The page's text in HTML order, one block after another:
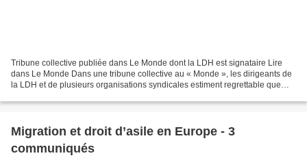
Tribune collective publiée dans Le Monde dont la LDH est signataire Lire
dans Le Monde Dans une tribune collective au « Monde », les dirigeants de
la LDH et de plusieurs organisations syndicales estiment regrettable que
Migration et droit d’asile en Europe - 3
communiqués